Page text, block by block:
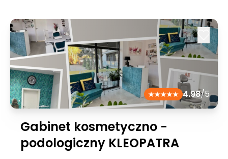
4.98/5
Gabinet kosmetyczno -
podologiczny KLEOPATRA